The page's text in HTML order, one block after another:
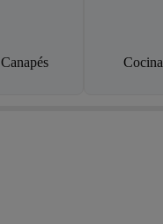
Canapés Cocina